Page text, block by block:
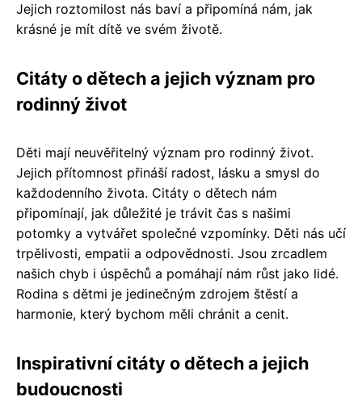
Jejich roztomilost nás baví a připomíná nám, jak
krásné je mít dítě ve svém životě.
Citáty o dětech a jejich význam pro
rodinný život
Děti mají neuvěřitelný význam pro rodinný život.
Jejich přítomnost přináší radost, lásku a smysl do
každodenního života. Citáty o dětech nám
připomínají, jak důležité je trávit čas s našimi
potomky a vytvářet společné vzpomínky. Děti nás učí
trpělivosti, empatii a odpovědnosti. Jsou zrcadlem
našich chyb i úspěchů a pomáhají nám růst jako lidé.
Rodina s dětmi je jedinečným zdrojem štěstí a
harmonie, který bychom měli chránit a cenit.
Inspirativní citáty o dětech a jejich
budoucnosti